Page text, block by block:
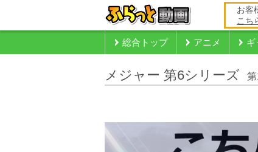
お客
こち
総合トップ アニメ ギ
メジャー 第6シリーズ